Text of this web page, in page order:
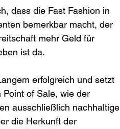
dass die Fast Fashion in
bemerkbar macht, der
mehr Geld für
ist da.
erfolgreich und setzt
of Sale, wie der
ausschließlich nachhaltige
die Herkunft der